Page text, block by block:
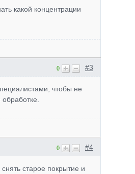
какой концентрации
#3
0
чтобы не
обработке.
#4
0
старое покрытие и